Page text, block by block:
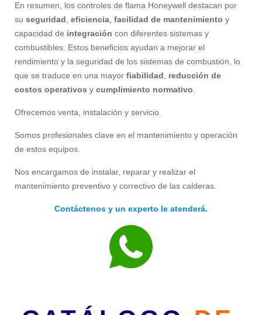
En resumen, los controles de flama Honeywell destacan por
su seguridad eficiencia facilidad de mantenimiento y
capacidad de integración con diferentes sistemas y
combustibles. Estos beneficios ayudan a mejorar el
rendimiento y la seguridad de los sistemas de combustión, lo
que se traduce en una mayor fiabilidad
reducción de
costos operativos y cumplimiento normativo
Ofrecemos venta, instalación y servicio.
Somos profesionales clave en el mantenimiento y operación
de estos equipos.
Nos encargamos de instalar, reparar y realizar el
mantenimiento preventivo y correctivo de las calderas.
Contáctenos y un experto le atenderá.